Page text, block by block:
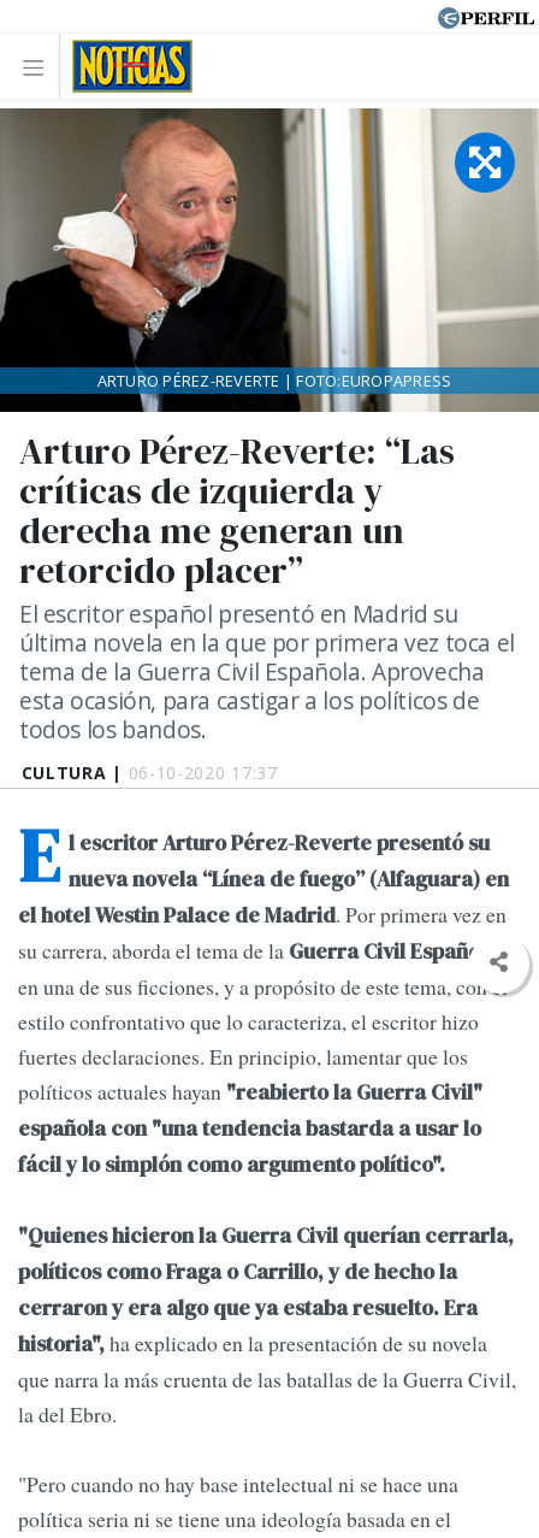
CULTURA | 06-10-2020 17:37
Arturo Pérez-Reverte: “Las
críticas de izquierda y
derecha me generan un
retorcido placer”
El escritor español presentó en Madrid su
última novela en la que por primera vez toca el
tema de la Guerra Civil Española. Aprovecha
esta ocasión, para castigar a los políticos de
todos los bandos.
ARTURO PÉREZ-REVERTE | FOTO:EUROPAPRESS
E l escritor Arturo Pérez-Reverte presentó su
nueva novela “Línea de fuego” (Alfaguara) en
el hotel Westin Palace de Madrid. Por primera vez en
su carrera, aborda el tema de la Guerra Civil Española
en una de sus ficciones, y a propósito de este tema, con el
estilo confrontativo que lo caracteriza, el escritor hizo
fuertes declaraciones. En principio, lamentar que los
políticos actuales hayan "reabierto la Guerra Civil"
española con "una tendencia bastarda a usar lo
fácil y lo simplón como argumento político".
"Quienes hicieron la Guerra Civil querían cerrarla,
políticos como Fraga o Carrillo, y de hecho la
cerraron y era algo que ya estaba resuelto. Era
historia",ha explicado en la presentación de su novela
que narra la más cruenta de las batallas de la Guerra Civil,
la del Ebro.
"Pero cuando no hay base intelectual ni se hace una
política seria ni se tiene una ideología basada en el